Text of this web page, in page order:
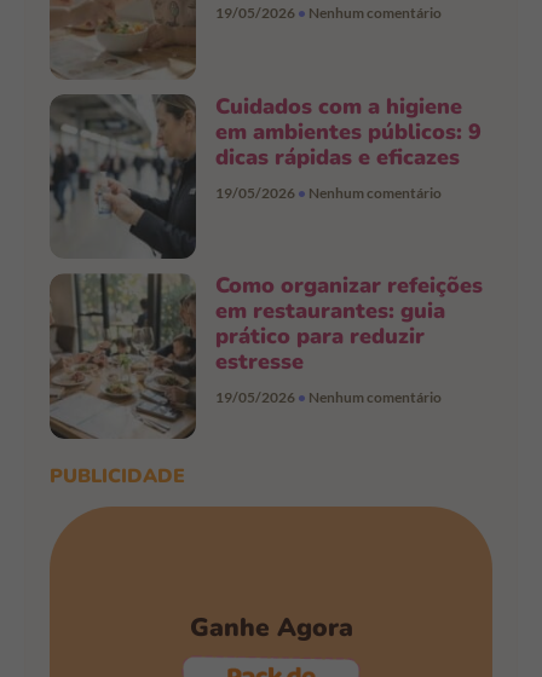
19/05/2026 Nenhum comentário
Cuidados com a higiene
em ambientes públicos: 9
dicas rápidas e eficazes
19/05/2026 Nenhum comentário
Como organizar refeições
em restaurantes: guia
prático para reduzir
estresse
19/05/2026 Nenhum comentário
PUBLICIDADE
Ganhe Agora